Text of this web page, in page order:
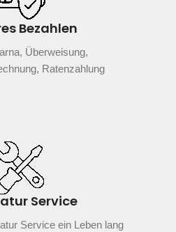
Bezahlen
Überweisung,
Ratenzahlung
Service
Service ein Leben lang